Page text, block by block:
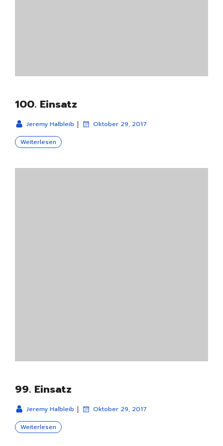
100. Einsatz
Jeremy Halbleib | Oktober 29, 2017
Weiterlesen
99. Einsatz
Jeremy Halbleib | Oktober 29, 2017
Weiterlesen